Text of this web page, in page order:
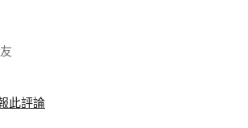
中性肌膚
此評論